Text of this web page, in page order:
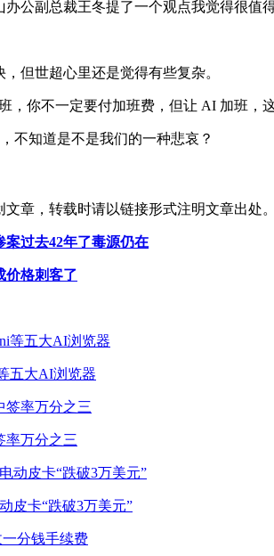
公副总裁王冬提了一个观点我觉得很值
但世超心里还是觉得有些复杂。
，你不一定要付加班费，但让 AI 加班，
不知道是不是我们的一种悲哀？
章，转载时请以链接形式注明文章出处。
案过去42年了毒源仍在
价格刺客了
五大AI浏览器
率万分之三
皮卡“跌破3万美元”